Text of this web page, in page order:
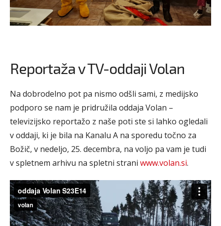
Reportaža v TV-oddaji Volan
Na dobrodelno pot pa nismo odšli sami, z medijsko
podporo se nam je pridružila oddaja Volan –
televizijsko reportažo z naše poti ste si lahko ogledali
v oddaji, ki je bila na Kanalu A na sporedu točno za
Božič, v nedeljo, 25. decembra, na voljo pa vam je tudi
v spletnem arhivu na spletni strani www.volan.si.